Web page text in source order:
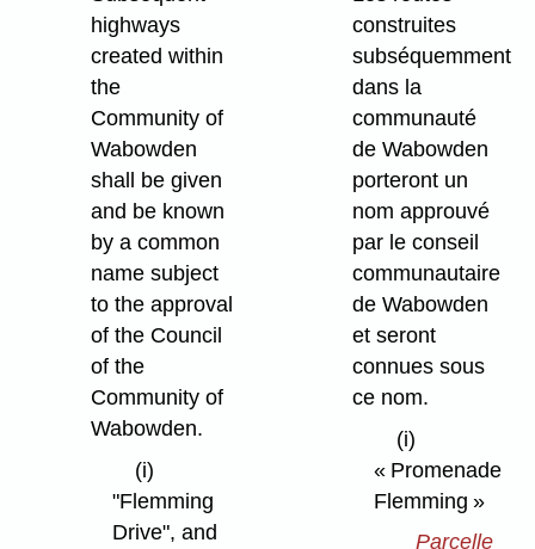
highways
created within
the
Community of
Wabowden
shall be given
and be known
by a common
name subject
to the approval
of the Council
of the
Community of
Wabowden.
(i)
"Flemming
Drive", and
construites
subséquemment
dans la
communauté
de Wabowden
porteront un
nom approuvé
par le conseil
communautaire
de Wabowden
et seront
connues sous
ce nom.
(i)
« Promenade
Flemming »
Parcelle